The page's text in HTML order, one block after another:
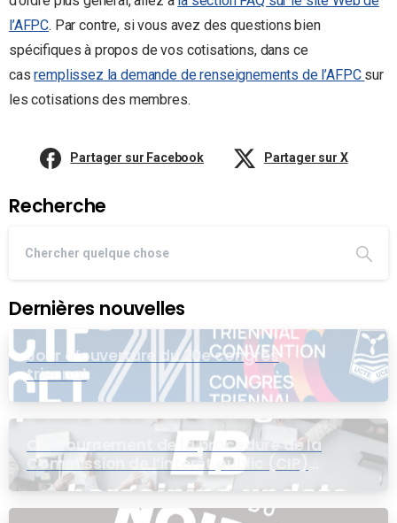
l’AFPC. Par contre, si vous avez des questions bien
spécifiques à propos de vos cotisations, dans ce
casremplissez la demande de renseignements de l’AFPC sur
les cotisations des membres.
Partager sur Facebook Partager sur X
Recherche
Dernières nouvelles
Jour d’ouverture du 20e congrès
triennal
Contournement de la procédure de la
Commission de l’intérêt public (CIP)
pour le groupe EB